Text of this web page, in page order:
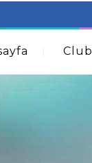
Acne
Club